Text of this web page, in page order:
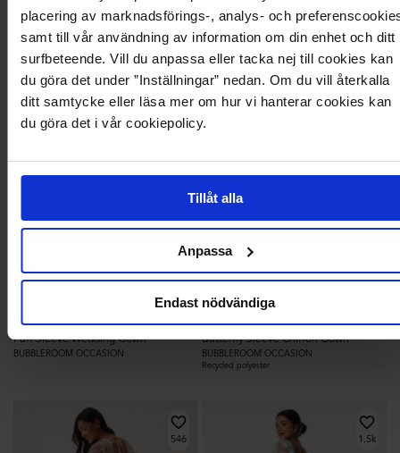
placering av marknadsförings-, analys- och
samt till vår användning av information om din enhet och ditt
surfbeteende. Vill du anpassa eller tacka nej till cookies kan
du göra det under ”Inställningar” nedan. Om du vill återkalla
ditt samtycke eller läsa mer om hur vi hanterar cookies kan
du göra det i vår cookiepolicy.
Tillåt alla
Anpassa
Endast nödvändiga
198
3 749,95 kr
Puff Sleeve Wedding Gown
BUBBLEROOM OCCASION
2k
1 199,95 kr
Butterfly Sleeve Chiffon Gown
BUBBLEROOM OCCASION
Recycled polyester
546 1.5k